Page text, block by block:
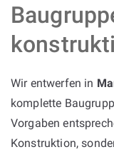
Wir entwerfen in
komplette
Vorgaben
Konstruktion,